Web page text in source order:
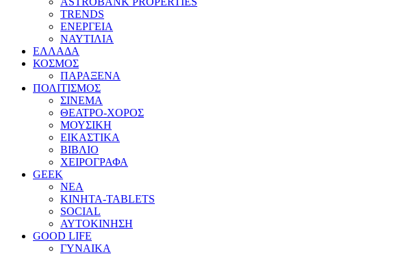
TRENDS
ΕΝΕΡΓΕΙΑ
ΝΑΥΤΙΛΙΑ
ΕΛΛΑΔΑ
ΚΟΣΜΟΣ
ΠΑΡΑΞΕΝΑ
ΠΟΛΙΤΙΣΜΟΣ
ΣΙΝΕΜΑ
ΘΕΑΤΡΟ-ΧΟΡΟΣ
ΜΟΥΣΙΚΗ
ΕΙΚΑΣΤΙΚΑ
ΒΙΒΛΙΟ
ΧΕΙΡΟΓΡΑΦΑ
GEEK
ΝΕΑ
ΚΙΝΗΤΑ-TABLETS
SOCIAL
ΑΥΤΟΚΙΝΗΣΗ
GOOD LIFE
ΓΥΝΑΙΚΑ